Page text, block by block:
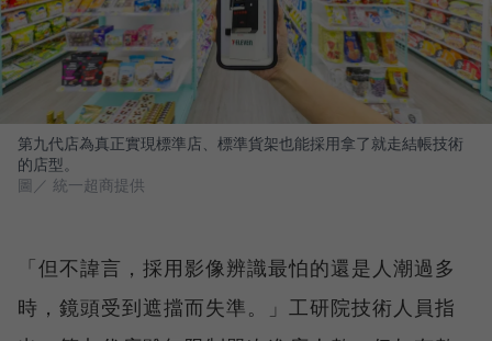
第九代店為真正實現標準店、標準貨架也能採用拿了就走結帳技術
的店型。
圖／ 統一超商提供
「但不諱言，採用影像辨識最怕的還是人潮過多
時，鏡頭受到遮擋而失準。」工研院技術人員指